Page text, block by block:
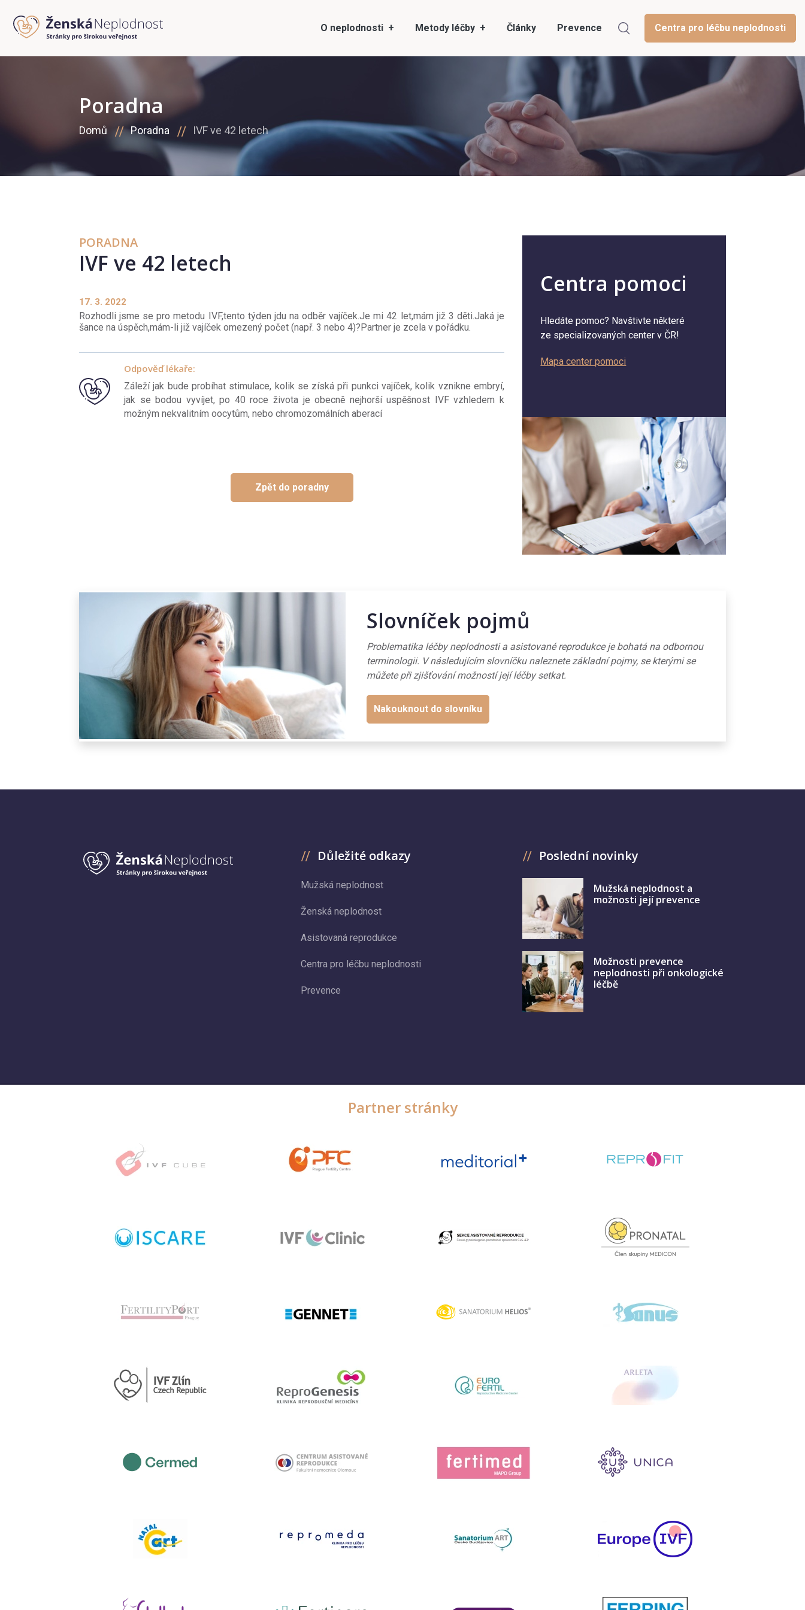
O neplodnosti Metody léčby Články Prevence Centra pro léčbu neplodnosti
Poradna
Domů Poradna IVF ve 42 letech
PORADNA
IVF ve 42 letech
17. 3. 2022
Rozhodli jsme se pro metodu IVF,tento týden jdu na odběr vajíček.Je mi 42 let,mám již 3 děti.Jaká je
šance na úspěch,mám-li již vajíček omezený počet (např. 3 nebo 4)?Partner je zcela v pořádku.
Odpověď lékaře:
Záleží jak bude probíhat stimulace, kolik se získá při punkci vajíček, kolik vznikne embryí,
jak se bodou vyvíjet, po 40 roce života je obecně nejhorší uspěšnost IVF vzhledem k
možným nekvalitním oocytům, nebo chromozomálních aberací
Zpět do poradny
Centra pomoci
Hledáte pomoc? Navštivte některé
ze specializovaných center v ČR!
Mapa center pomoci
Slovníček pojmů
Problematika léčby neplodnosti a asistované reprodukce je bohatá na odbornou
terminologii. V následujícím slovníčku naleznete základní pojmy, se kterými se
můžete při zjišťování možností její léčby setkat.
Nakouknout do slovníku
Důležité odkazy
Mužská neplodnost
Ženská neplodnost
Asistovaná reprodukce
Centra pro léčbu neplodnosti
Prevence
Poslední novinky
Mužská neplodnost a
možnosti její prevence
Možnosti prevence
neplodnosti při onkologické
léčbě
Partner stránky